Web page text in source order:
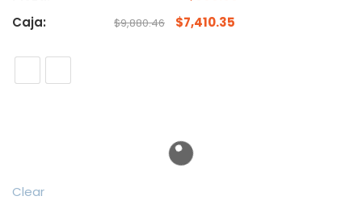
Caja:
$9,880.46 $7,410.35
Clear